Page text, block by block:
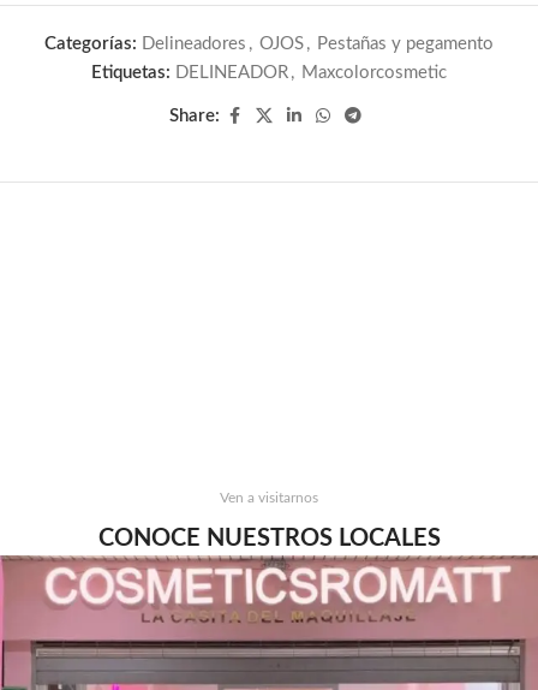
Categorías: Delineadores , OJOS , Pestañas y pegamento
Etiquetas: DELINEADOR , Maxcolorcosmetic
Share:
Ven a visitarnos
CONOCE NUESTROS LOCALES